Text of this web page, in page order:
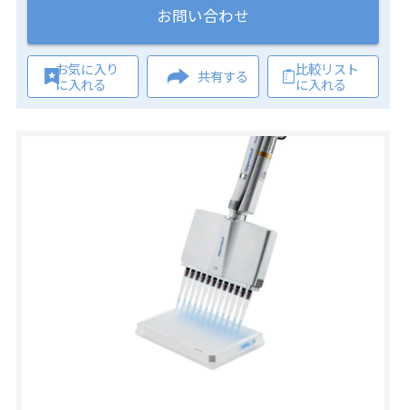
お問い合わせ
お気に入り
に入れる
共有する
比較リスト
に入れる